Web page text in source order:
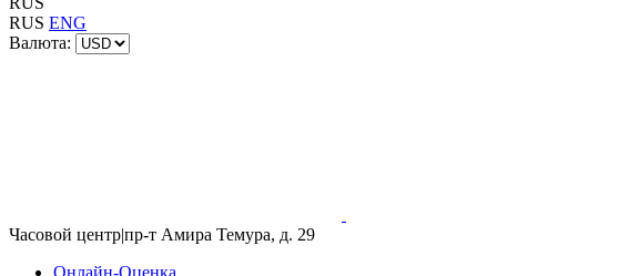
RUS ENG
Валюта:
Часовой центр|пр-т Амира Темура, д. 29
Онлайн-Оценка